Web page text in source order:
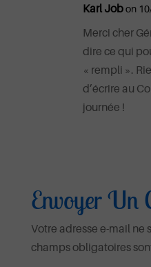
Karl Jobon
Merci cher
dire ce qui
« rempli ».
d’écrire au
journée !
Envoyer Un
Votre adresse e-mail ne
champs obligatoires